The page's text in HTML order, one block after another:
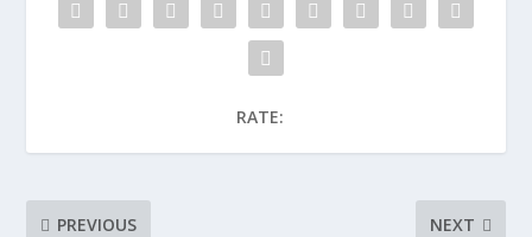
RATE:
PREVIOUS NEXT